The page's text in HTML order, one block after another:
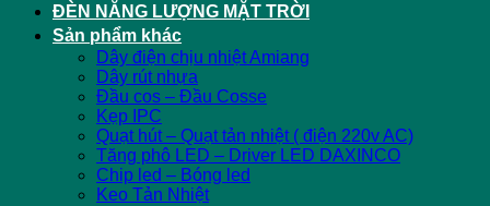
ĐÈN NĂNG LƯỢNG MẶT TRỜI
Sản phẩm khác
Dây điện chịu nhiệt Amiang
Dây rút nhựa
Đầu cos – Đầu Cosse
Kẹp IPC
Quạt hút – Quạt tản nhiệt ( điện 220v AC)
Tăng phô LED – Driver LED DAXINCO
Chip led – Bóng led
Keo Tản Nhiệt